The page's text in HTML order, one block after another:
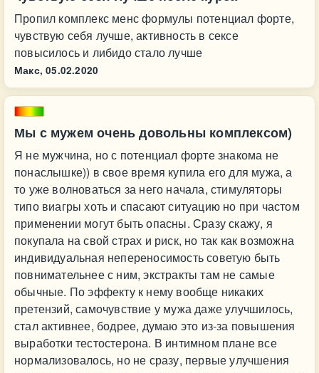
Пропил комплекс менс формулы потенциал форте,
чувствую себя лучше, активность в сексе
повысилось и либидо стало лучше
Макс, 05.02.2020
Мы с мужем очень довольны комплексом)
Я не мужчина, но с потенциал форте знакома не
понаслышке)) в свое время купила его для мужа, а
то уже волноваться за него начала, стимуляторы
типо виагры хоть и спасают ситуацию но при частом
применении могут быть опасны. Сразу скажу, я
покупала на свой страх и риск, но так как возможна
индивидуальная непереносимость советую быть
повнимательнее с ним, экстракты там не самые
обычные. По эффекту к нему вообще никаких
претензий, самочувствие у мужа даже улучшилось,
стал активнее, бодрее, думаю это из-за повышения
выработки тестостерона. В интимном плане все
нормализовалось, но не сразу, первые улучшения